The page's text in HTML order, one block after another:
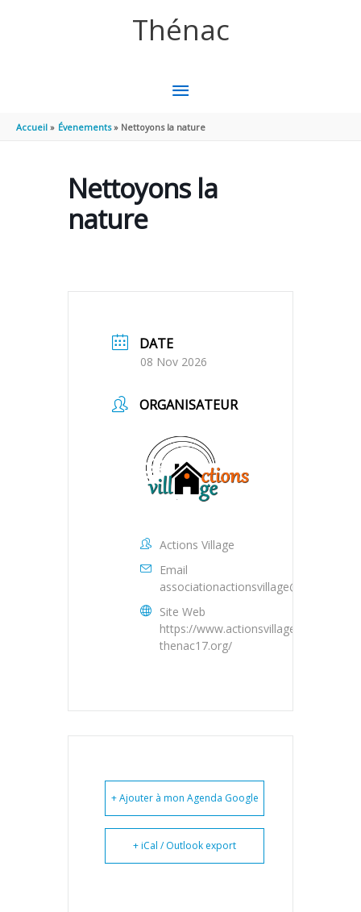
Thénac
MENU
PRINCIPAL
Accueil Évenements Nettoyons la nature
Nettoyons la
nature
DATE
08 Nov 2026
ORGANISATEUR
Actions Village
Email
associationactionsvillage@gmail.com
Site Web
https://www.actionsvillage-
thenac17.org/
+ Ajouter à mon Agenda Google
+ iCal / Outlook export